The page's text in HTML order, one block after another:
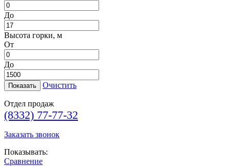
До
Высота горки, м
От
До
Очистить
Отдел продаж
(8332) 77-77-32
Заказать звонок
Показывать:
Сравнение